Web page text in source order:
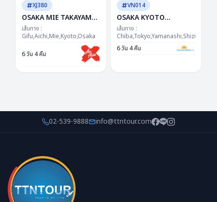
XJ380
OSAKA MIE TAKAYAMA
NABANANO
ILLUMINATION
DAYFLIGHT BY XJ 6D
4N"ซุปตาร์...เสน่ห์แห่งอิเสะ
หิมะแห่งกิฟุ ต้อนรับปีใหม่"
เส้นทาง :
Gifu,Aichi,Mie,Kyoto,Osaka
6 วัน 4 คืน
VN014
OSAKA KYOTO
TAKAYAMA FUJI TOKYO
NEW YEAR 6D4N BY VN
-- DEC'26 - JAN'27 ---
เส้นทาง :
6 วัน 4 คืน
02-539-9888 info@ttntour.com